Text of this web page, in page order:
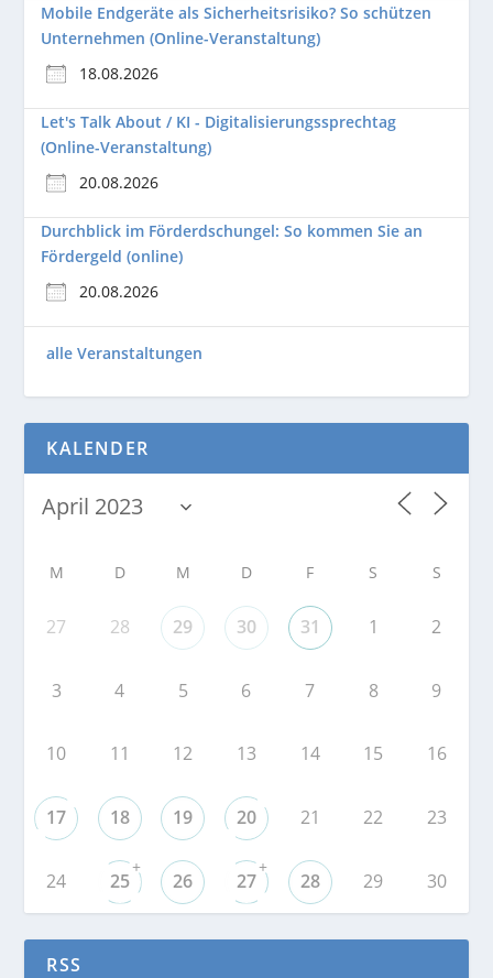
Mobile Endgeräte als Sicherheitsrisiko? So schützen
Unternehmen (Online-Veranstaltung)
18.08.2026
Let's Talk About / KI - Digitalisierungssprechtag
(Online-Veranstaltung)
20.08.2026
Durchblick im Förderdschungel: So kommen Sie an
Fördergeld (online)
20.08.2026
alle Veranstaltungen
KALENDER
M D M D F S S
27 28 29 30 31 1 2
3 4 5 6 7 8 9
10 11 12 13 14 15 16
17 18 19 20 21 22 23
24 25
+
26 27
+
28 29 30
RSS